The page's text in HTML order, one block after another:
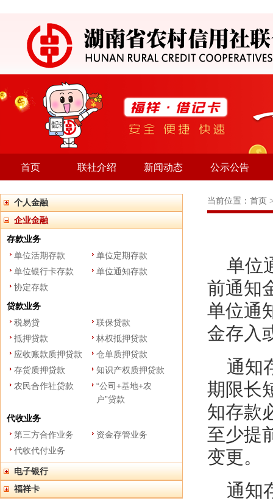
首页 联社介绍 新闻动态 公示公告
个人金融
企业金融
存款业务
单位活期存款
单位定期存款
单位银行卡存款
单位通知存款
协定存款
贷款业务
税易贷
联保贷款
抵押贷款
林权抵押贷款
应收账款质押贷款
仓单质押贷款
存货质押贷款
知识产权质押贷款
农民合作社贷款
“公司+基地+农
户”贷款
代收业务
第三方合作业务
资金存管业务
代收代付业务
电子银行
福祥卡
当前位置： 首页
单位
前通知
单位通
金存入
通知
期限长
知存款
至少提
变更。
通知